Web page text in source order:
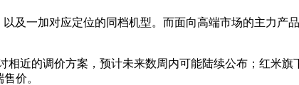
一加对应定位的同档机型。而面向高端市场的主力产品
近的调价方案，预计未来数周内可能陆续公布；红米旗
价。